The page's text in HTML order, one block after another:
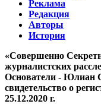
Реклама
Редакция
Авторы
История
«Совершенно
журналистских
Основатели - Юлиан
свидетельство о
25.12.2020 г.